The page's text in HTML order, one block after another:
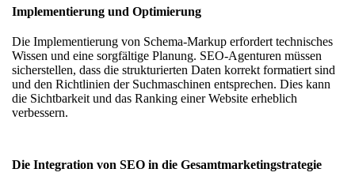
Implementierung und Optimierung
Die Implementierung von Schema-Markup erfordert technisches
Wissen und eine sorgfältige Planung. SEO-Agenturen müssen
sicherstellen, dass die strukturierten Daten korrekt formatiert sind
und den Richtlinien der Suchmaschinen entsprechen. Dies kann
die Sichtbarkeit und das Ranking einer Website erheblich
verbessern.
Die Integration von SEO in die Gesamtmarketingstrategie